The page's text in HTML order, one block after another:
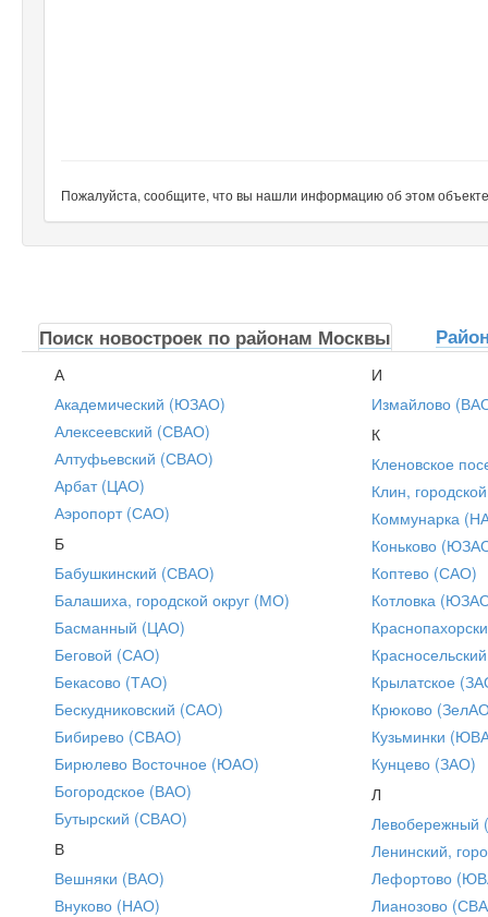
Пожалуйста, сообщите, что вы нашли информацию об этом
Поиск новостроек по районам Москвы
А
Академический (ЮЗАО)
Алексеевский (СВАО)
Алтуфьевский (СВАО)
Арбат (ЦАО)
Аэропорт (САО)
Б
Бабушкинский (СВАО)
Балашиха, городской округ (МО)
Басманный (ЦАО)
Беговой (САО)
Бекасово (ТАО)
Бескудниковский (САО)
Бибирево (СВАО)
Бирюлево Восточное (ЮАО)
Богородское (ВАО)
Бутырский (СВАО)
В
Вешняки (ВАО)
Внуково (НАО)
И
Измайлово
К
Кленовское
Клин,
Коммунарка
Коньково
Коптево (САО)
Котловка
Крылатское
Крюково
Кузьминки
Кунцево (ЗАО)
Л
Ленинский,
Лефортово
Лианозово